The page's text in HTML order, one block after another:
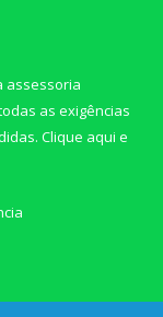
assessoria
as exigências
Clique aqui e